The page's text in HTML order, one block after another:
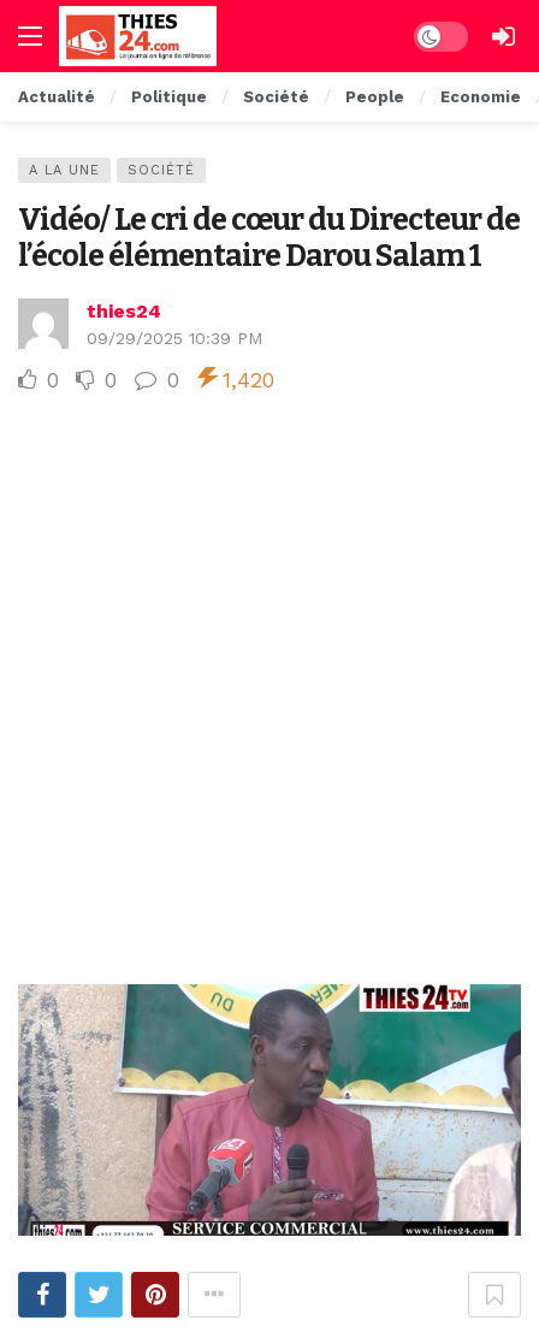
Dark mode
Actualité Politique Société People Economie
A LA UNE SOCIÉTÉ
Vidéo/ Le cri de cœur du Directeur de
l’école élémentaire Darou Salam 1
thies24
09/29/2025 10:39 PM
0 0 0 1,420